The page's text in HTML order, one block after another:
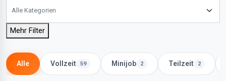
Mehr Filter
Alle Vollzeit 59 Minijob 2 Teilzeit 2